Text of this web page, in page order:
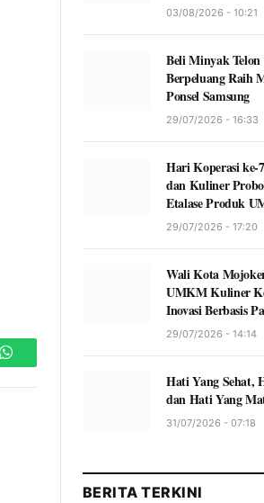
WhatsApp
03/08/2026 - 10:21
Beli Minyak Telon
Berpeluang Raih
Ponsel Samsung
29/07/2026 - 16:33
Hari Koperasi ke-
dan Kuliner
Etalase Produk
29/07/2026 - 17:20
Wali Kota
UMKM Kuliner
Inovasi Berbasis
29/07/2026 - 14:14
Hati Yang Sehat,
dan Hati Yang
31/07/2026 - 07:18
BERITA TERKINI